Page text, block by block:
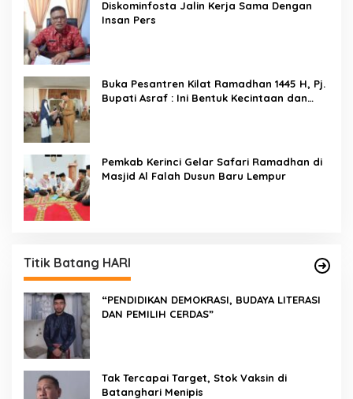
Diskominfosta Jalin Kerja Sama Dengan
Insan Pers
Buka Pesantren Kilat Ramadhan 1445 H, Pj.
Bupati Asraf : Ini Bentuk Kecintaan dan
Pemkab Kerinci Gelar Safari Ramadhan di
Masjid Al Falah Dusun Baru Lempur
Titik Batang HARI
“PENDIDIKAN DEMOKRASI, BUDAYA LITERASI
DAN PEMILIH CERDAS”
Tak Tercapai Target, Stok Vaksin di
Batanghari Menipis